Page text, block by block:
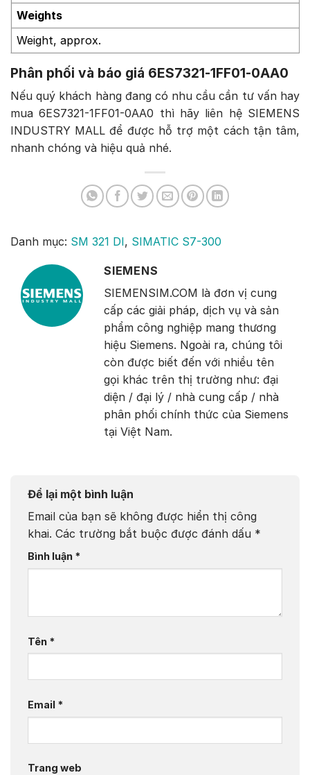
Weights
Weight, approx.
Phân phối và báo giá 6ES7321-1FF01-0AA0
Nếu quý khách hàng đang có nhu cầu cần tư vấn hay
mua 6ES7321-1FF01-0AA0 thì hãy liên hệ SIEMENS
INDUSTRY MALL để được hỗ trợ một cách tận tâm,
nhanh chóng và hiệu quả nhé.
Danh mục: SM 321 DI, SIMATIC S7-300
SIEMENS
SIEMENSIM.COM là đơn vị cung
cấp các giải pháp, dịch vụ và sản
phẩm công nghiệp mang thương
hiệu Siemens. Ngoài ra, chúng tôi
còn được biết đến với nhiều tên
gọi khác trên thị trường như: đại
diện / đại lý / nhà cung cấp / nhà
phân phối chính thức của Siemens
tại Việt Nam.
Để lại một bình luận
Email của bạn sẽ không được hiển thị công
khai. Các trường bắt buộc được đánh dấu *
Bình luận *
Tên *
Email *
Trang web